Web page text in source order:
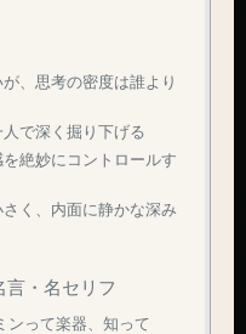
、思考の密度は誰より
で深く掘り下げる
絶妙にコントロールす
く、内面に静かな深み
・名セリフ
ンって楽器、知って